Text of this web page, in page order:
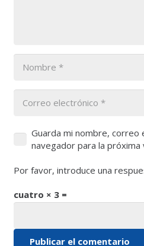
Guarda mi nombre,
navegador para la próxima
Por favor, introduce una
cuatro × 3 =
Publicar el comentario